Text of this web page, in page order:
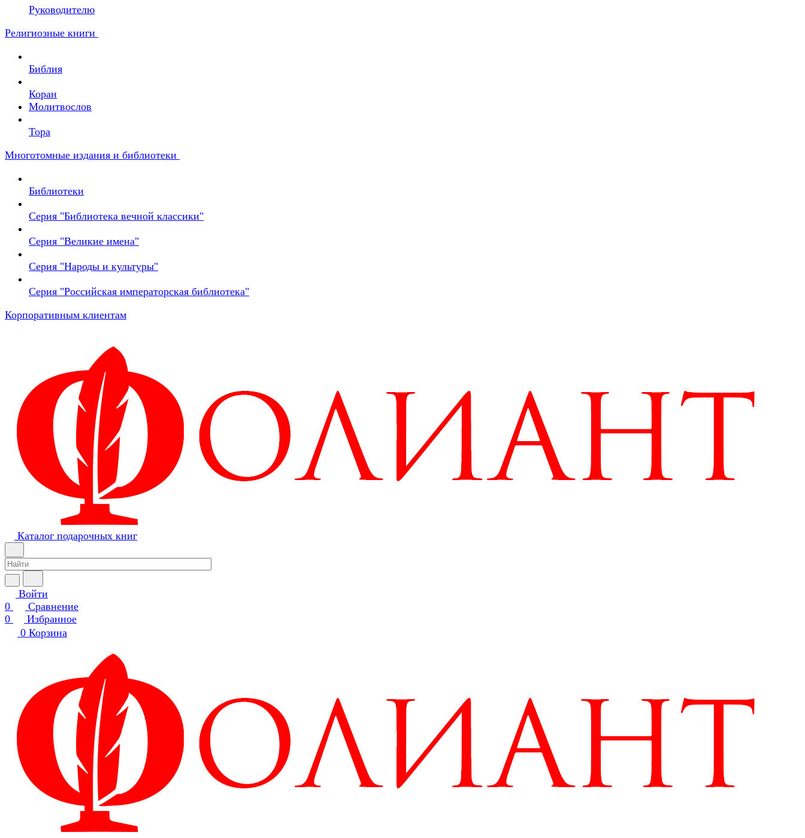
Руководителю
Религиозные книги
Библия
Коран
Молитвослов
Тора
Многотомные издания и библиотеки
Библиотеки
Серия "Библиотека вечной классики"
Серия "Великие имена"
Серия "Народы и культуры"
Серия "Российская императорская библиотека"
Корпоративным клиентам
Каталог подарочных книг
Войти
0
Сравнение
0
Избранное
0 Корзина